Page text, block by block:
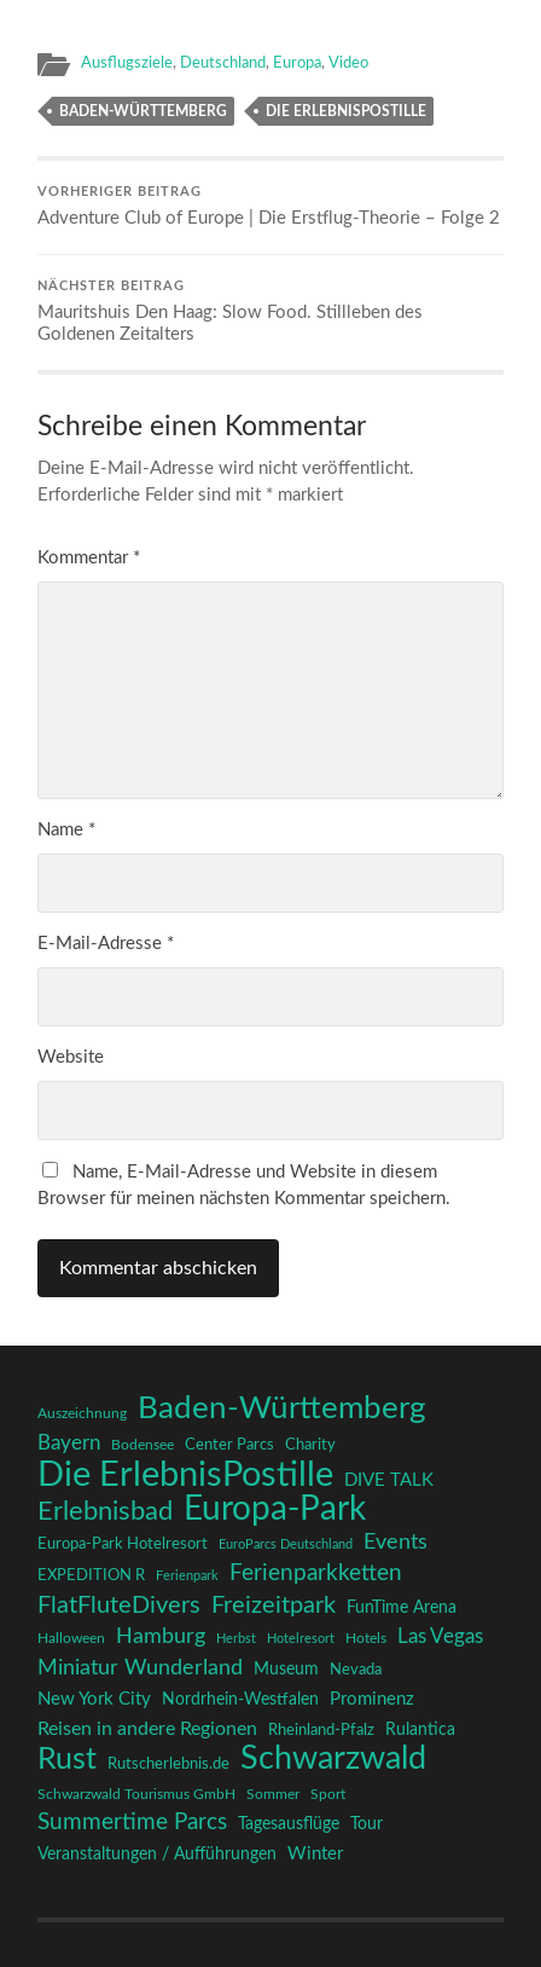
Ausflugsziele, Deutschland, Europa,Video
BADEN-WÜRTTEMBERG DIE ERLEBNISPOSTILLE
VORHERIGER BEITRAG
Adventure Club of Europe | Die Erstflug-Theorie – Folge 2
NÄCHSTER BEITRAG
Mauritshuis Den Haag: Slow Food. Stillleben des
Goldenen Zeitalters
Schreibe einen Kommentar
Deine E-Mail-Adresse wird nicht veröffentlicht.
Erforderliche Felder sind mit * markiert
Kommentar *
Name *
E-Mail-Adresse *
Website
Name, E-Mail-Adresse und Website in diesem
Browser für meinen nächsten Kommentar speichern.
Auszeichnung Baden-Württemberg
Bayern Bodensee Center Parcs Charity
Die ErlebnisPostille DIVE TALK
Erlebnisbad Europa-Park
Europa-Park Hotelresort EuroParcs Deutschland Events
EXPEDITION R Ferienpark Ferienparkketten
FlatFluteDivers Freizeitpark FunTime Arena
Halloween Hamburg Herbst Hotelresort Hotels
Las Vegas
Miniatur Wunderland
Museum Nevada
New York City Nordrhein-Westfalen Prominenz
Reisen in andere Regionen Rheinland-Pfalz Rulantica
Rust Rutscherlebnis.de Schwarzwald
Schwarzwald Tourismus GmbH Sommer Sport
Summertime Parcs Tagesausflüge
Tour
Veranstaltungen / Aufführungen
Winter